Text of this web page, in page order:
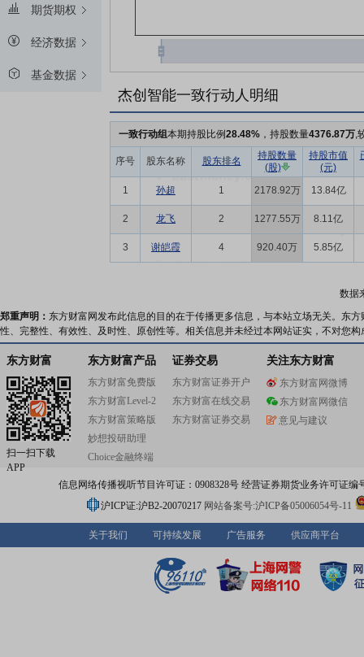
期货期权
经济数据
基金数据
杰创智能一致行动人明细
一致行动组本期持股比例28.48% ，持股数量4376.87万,
序号 股东名称 股东排名
持股数量
(股)
持股市值
(元)
1 孙超 1 2178.92万 13.84亿
2 龙飞 2 1277.55万 8.11亿
3 谢皑霞 4 920.40万 5.85亿
数据
郑重声明： 东方财富网发布此信息的目的在于传播更多信息，与本站立场无关。东
性、完整性、有效性、及时性、原创性等。相关信息并未经过本网站证实，不对您
东方财富
扫一扫下载
APP
东方财富产品
东方财富免费版
东方财富Level-2
东方财富策略版
妙想投研助理
Choice金融终端
证券交易
东方财富证券开户
东方财富在线交易
东方财富证券交易
关注东方财富
东方财富网微博
东方财富网微信
意见与建议
信息网络传播视听节目许可证：0908328号 经营证券期货业务许可证编
沪ICP证:沪B2-20070217 网站备案号:沪ICP备05006054号-11
关于我们 可持续发展 广告服务 供应商平台